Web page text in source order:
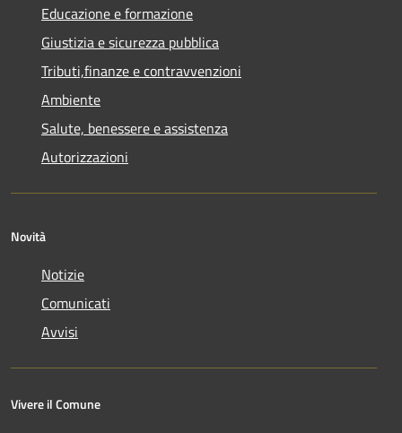
Educazione e formazione
Giustizia e sicurezza pubblica
Tributi,finanze e contravvenzioni
Ambiente
Salute, benessere e assistenza
Autorizzazioni
Novità
Notizie
Comunicati
Avvisi
Vivere il Comune